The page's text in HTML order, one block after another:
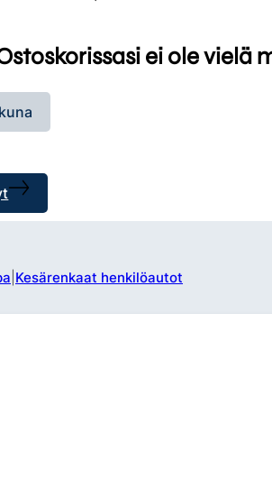
ei ole vielä
Kesärenkaat henkilöautot